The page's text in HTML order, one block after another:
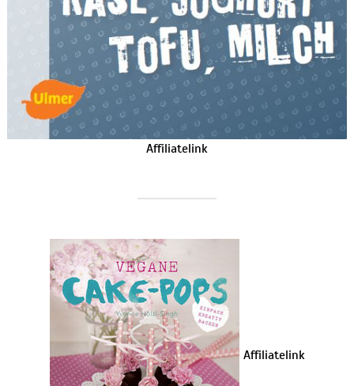
Affiliatelink
Affiliatelink